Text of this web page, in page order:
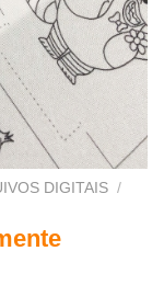
DIGITAIS /